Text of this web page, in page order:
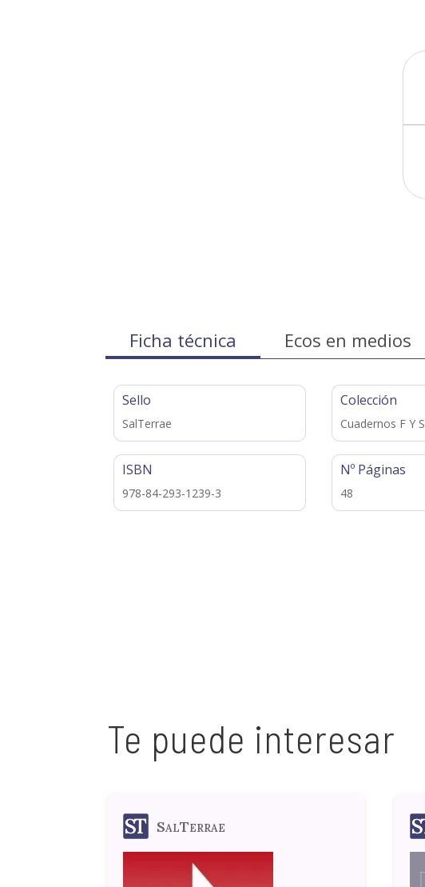
Ficha técnica Ecos en medios
Sello
SalTerrae
ISBN
978-84-293-1239-3
Colección
Cuadernos F Y S
Nº Páginas
48
Te puede interesar
SalTerrae